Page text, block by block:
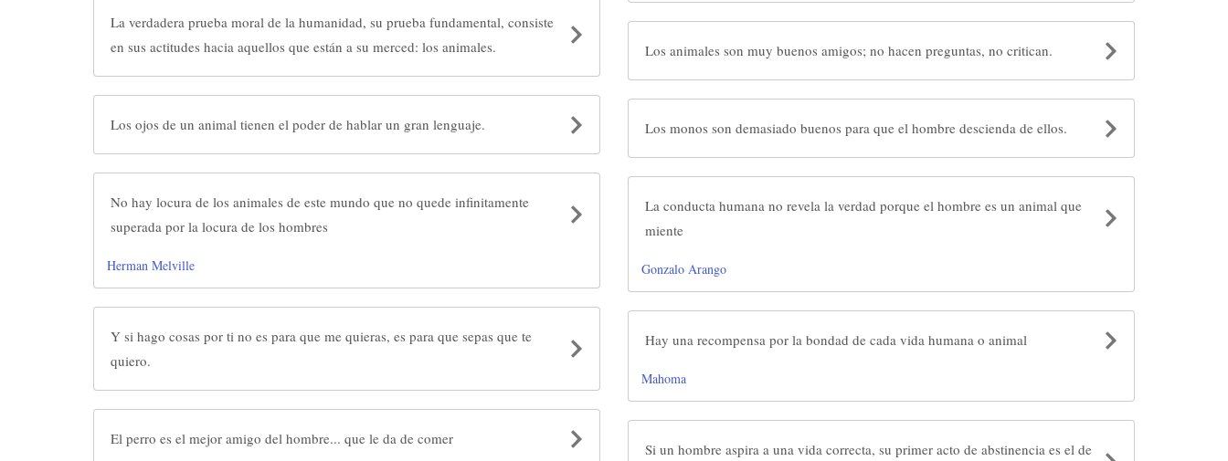
La verdadera prueba moral de la humanidad, su prueba fundamental, consiste
en sus actitudes hacia aquellos que están a su merced: los animales.
Los ojos de un animal tienen el poder de hablar un gran lenguaje.
No hay locura de los animales de este mundo que no quede infinitamente
superada por la locura de los hombres
Herman Melville
Y si hago cosas por ti no es para que me quieras, es para que sepas que te
quiero.
El perro es el mejor amigo del hombre... que le da de comer
Los animales son muy buenos amigos; no hacen preguntas, no critican.
Los monos son demasiado buenos para que el hombre descienda de ellos.
La conducta humana no revela la verdad porque el hombre es un animal que
miente
Gonzalo Arango
Hay una recompensa por la bondad de cada vida humana o animal
Mahoma
Si un hombre aspira a una vida correcta, su primer acto de abstinencia es el de